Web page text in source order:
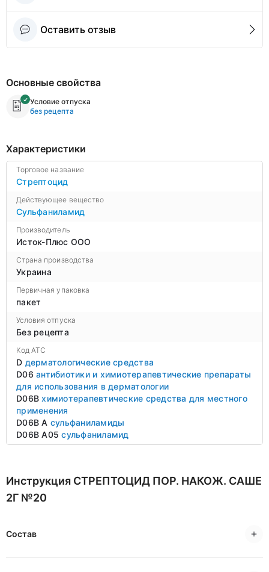
Оставить отзыв
Основные свойства
Условие отпуска
без рецепта
Характеристики
Торговое название
Стрептоцид
Действующее вещество
Сульфаниламид
Производитель
Исток-Плюс ООО
Страна производства
Украина
Первичная упаковка
пакет
Условия отпуска
Без рецепта
Код ATC
D дерматологические средства
D06 антибиотики и химиотерапевтические препараты
для использования в дерматологии
D06Bхимиотерапевтические средства для местного
применения
D06B A сульфаниламиды
D06B A05сульфаниламид
Инструкция СТРЕПТОЦИД ПОР. НАКОЖ. САШЕ
2Г №20
Состав